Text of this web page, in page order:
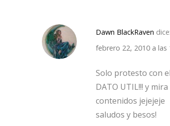
Dawn BlackRaven dice:
febrero 22, 2010 a las
Solo protesto con
DATO UTIL!!! y
contenidos jejejeje
saludos y besos!